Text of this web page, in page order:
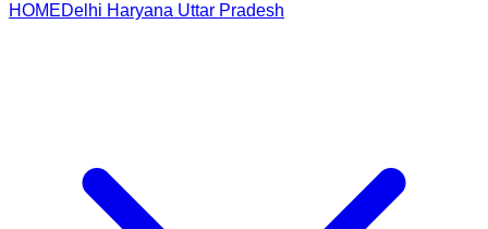
HOMEDelhi Haryana Uttar Pradesh